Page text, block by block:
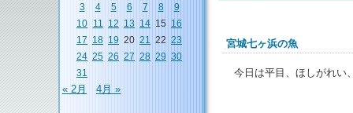
宮城七ヶ浜の魚
今日は平目、ほしがれい
3
4 5 6 7 8
9
10 11 12 13 14 15 16
17 18 19 20 21 22 23
24 25 26 27 28 29 30
31
« 2月 4月 »